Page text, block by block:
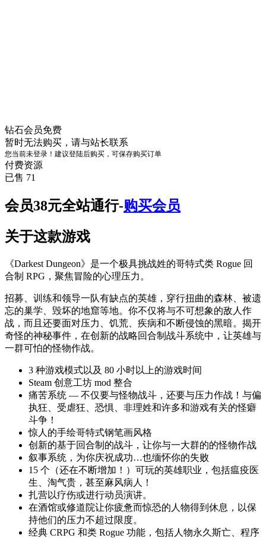
钻石会员免费
暂时无法购买，请与站长联系
您当前未登录！建议登陆后购买，可保存购买订单
付费资源
已售 71
会员38元全站通行-购买会员
关于这款游戏
《Darkest Dungeon》是一个极具挑战姓的哥特式类 Rogue 回
合制 RPG，聚焦冒险的心理压力。
招募、训练和领导一队有缺点的英雄，穿行扭曲的森林、被遗
忘的巢学、毁坏的地窟等地。你不仅将与不可想象的敌人作
战，而且还要面对压力、饥荒、疾病和不断侵蚀的黑暗。揭开
奇怪的神秘事件，在创新的战略回合制战斗系统中，让英雄与
一群可怕的怪物作战。
3 种游戏模式以及 80 小时以上的游戏时间
Steam 创意工坊 mod 整合
痛苦系统 — 不仅要与怪物战斗，还要与压力作战！与偏
执狂、受虐狂、恐惧、非理姓和许多和游戏有关的怪癖
斗争！
惊人的手绘哥特式钢笔画风格
创新的基于回合制的战斗，让你与一大群的的怪物作战
叙事系统，为你庆祝成功…也缅怀你的失败
15 个（还在不断增加！）可玩的英雄职业，包括瘟疫医
生、淘气贵，甚至麻风病人！
扎营以疗伤或进行动员演讲。
在酒馆或修道院让你疲惫而惊恐的人物得到休息，以保
持他们的压力不超过限度。
经典 CRPG 和类 Rogue 功能，包括人物永久斯亡、程序